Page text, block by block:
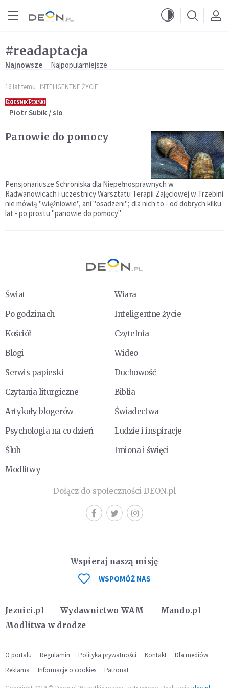
#readaptacja
Najnowsze Najpopularniejsze
16 lat temu INTELIGENTNE ŻYCIE
Piotr Subik / slo
Panowie do pomocy
Pensjonariusze Schroniska dla Niepełnosprawnych w
Radwanowicach i uczestnicy Warsztatu Terapii Zajęciowej w Trzebini
nie mówią "więźniowie", ani "osadzeni"; dla nich to - od dobrych kilku
lat - po prostu "panowie do pomocy".
Świat
Wiara
Po godzinach
Inteligentne życie
Kościół
Czytelnia
Blogi
Wideo
Serwis papieski
Duchowość
Czytania liturgiczne
Biblia
Artykuły blogerów
Świadectwa
Psychologia na co dzień
Ludzie i inspiracje
Ślub
Imiona i święci
Modlitwy
Dołącz do społeczności DEON.pl
Jezuici.pl Wydawnictwo WAM
Mando.pl
Modlitwa w drodze
Wspieraj naszą misję
WSPOMÓŻ NAS
O portalu Regulamin Polityka prywatności Kontakt
Dla mediów
Reklama
Informacje o cookies Patronat